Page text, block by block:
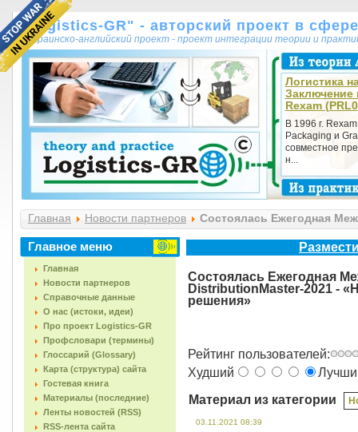
"Logistics-GR" - авторский проект в
украинско-английский проект - проект интеграции теории и
Логистика
Заключение
Rexam (PRL0
В 1996 г.
Packaging и
совместное
н...
Главная Новости партнеров
Состоялась Ежегодная
вызовы и решения»
Главное меню
Главная
Новости партнеров
Справочные данные
О нас (истоки, идеи)
Про проект Logistics-GR
Профсловари (термины)
Глоссарий (Glossary)
Карта (структура) сайта
Гостевая книга
Материалы (последние)
Ленты новостей (RSS)
RSS-лента сайта
Состоялась Ежегодная
DistributionMaster-2021 -
решения»
Рейтинг пользователей:
Худший
Материал из категории
03.11.2021 08:39